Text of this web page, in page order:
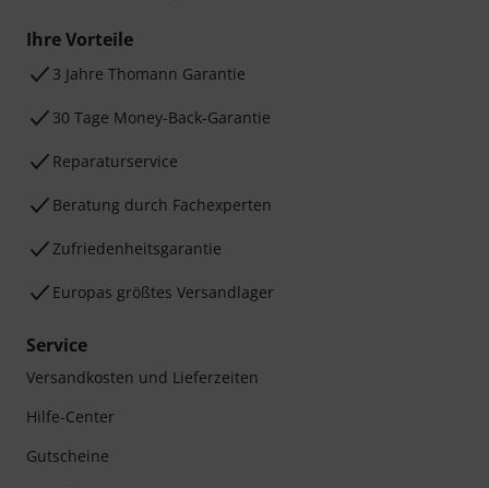
Ihre Vorteile
3 Jahre Thomann Garantie
30 Tage Money-Back-Garantie
Reparaturservice
Beratung durch Fachexperten
Zufriedenheitsgarantie
Europas größtes Versandlager
Service
Versandkosten und Lieferzeiten
Hilfe-Center
Gutscheine